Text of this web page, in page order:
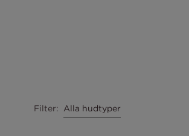
Filter: Alla hudtyper